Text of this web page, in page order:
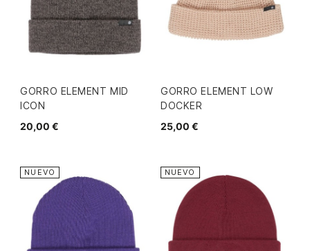
GORRO ELEMENT MID
ICON
20,00 €
GORRO ELEMENT LOW
DOCKER
25,00 €
NUEVO NUEVO